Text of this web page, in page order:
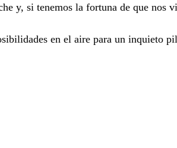
y, si tenemos la fortuna de que nos
en el aire para un inquieto